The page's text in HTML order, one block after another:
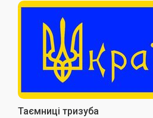
Таємниці тризуба